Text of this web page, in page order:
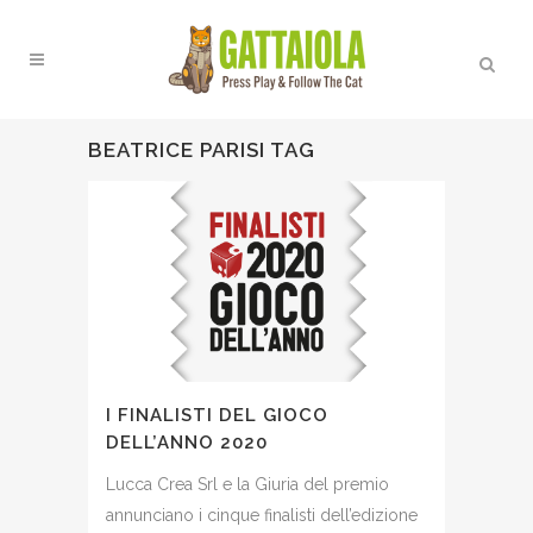
BEATRICE PARISI TAG
I FINALISTI DEL GIOCO
DELL’ANNO 2020
Lucca Crea Srl e la Giuria del premio
annunciano i cinque finalisti dell’edizione